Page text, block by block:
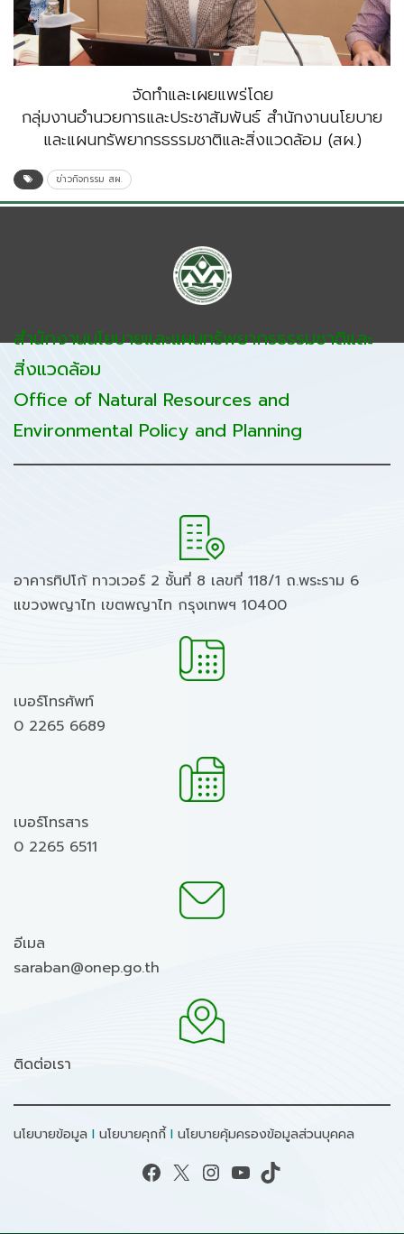
จัดทำและเผยแพร่โดย
กลุ่มงานอำนวยการและประชาสัมพันธ์ สำนักงานนโยบาย
และแผนทรัพยากรธรรมชาติและสิ่งแวดล้อม (สผ.)
ข่าวกิจกรรม สผ.
สำนักงานนโยบายและแผนทรัพยากรธรรมชาติและ
สิ่งแวดล้อม
Office of Natural Resources and
Environmental Policy and Planning
อาคารทิปโก้ ทาวเวอร์ 2 ชั้นที่ 8 เลขที่ 118/1 ถ.พระราม 6
แขวงพญาไท เขตพญาไท กรุงเทพฯ 10400
เบอร์โทรศัพท์
0 2265 6689
เบอร์โทรสาร
0 2265 6511
อีเมล
saraban@onep.go.th
ติดต่อเรา
นโยบายข้อมูล I นโยบายคุกกี้ I นโยบายคุ้มครองข้อมูลส่วนบุคคล
Facebook X Instagram YouTube TikTok